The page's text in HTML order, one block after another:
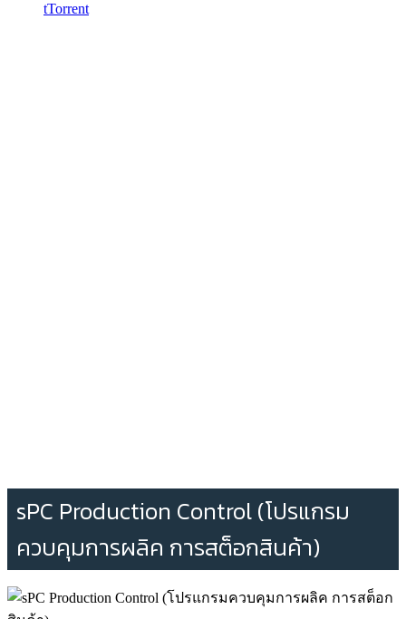
tTorrent
sPC Production Control (โปรแกรม
ควบคุมการผลิค การสต็อกสินค้า)